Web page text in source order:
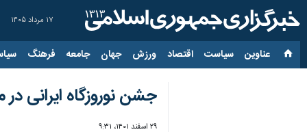
۱۷ مرداد ۱۴۰۵
عناوین‌ سیاست اقتصاد ورزش جهان جامعه فرهنگ
جشن نوروزگاه ایرانی
۲۹ اسفند ۱۴۰۱، ۹:۳۱